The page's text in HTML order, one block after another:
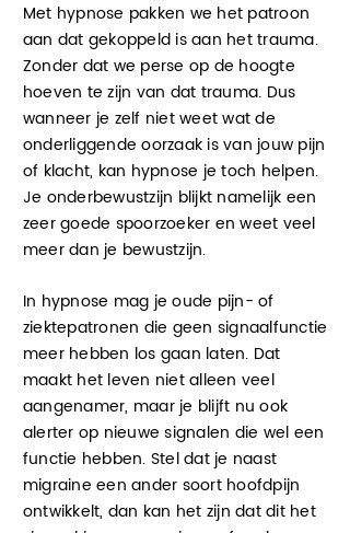
Met hypnose pakken we het patroon
aan dat gekoppeld is aan het trauma.
Zonder dat we perse op de hoogte
hoeven te zijn van dat trauma. Dus
wanneer je zelf niet weet wat de
onderliggende oorzaak is van jouw pijn
of klacht, kan hypnose je toch helpen.
Je onderbewustzijn blijkt namelijk een
zeer goede spoorzoeker en weet veel
meer dan je bewustzijn.
In hypnose mag je oude pijn- of
ziektepatronen die geen signaalfunctie
meer hebben los gaan laten. Dat
maakt het leven niet alleen veel
aangenamer, maar je blijft nu ook
alerter op nieuwe signalen die wel een
functie hebben. Stel dat je naast
migraine een ander soort hoofdpijn
ontwikkelt, dan kan het zijn dat dit het